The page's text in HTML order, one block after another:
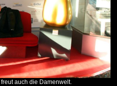
auch die Damenwelt.